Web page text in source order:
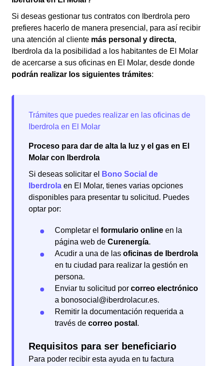
Si deseas gestionar tus contratos con Iberdrola pero
prefieres hacerlo de manera presencial, para así recibir
una atención al cliente más personal y directa,
Iberdrola da la posibilidad a los habitantes de El Molar
de acercarse a sus oficinas en El Molar, desde donde
podrán realizar los siguientes trámites:
Proceso para dar de alta la luz y el gas en El
Molar con Iberdrola
Si deseas solicitar el
Bono Social de
Iberdrola en El Molar, tienes varias opciones
disponibles para presentar tu solicitud. Puedes
optar por:
Completar el formulario online en la
página web de Curenergía.
Acudir a una de las oficinas de Iberdrola
en tu ciudad para realizar la gestión en
persona.
Enviar tu solicitud por correo electrónico
a bonosocial@iberdrolacur.es.
Remitir la documentación requerida a
través de correo postal .
Requisitos para ser beneficiario
Para poder recibir esta ayuda en tu factura